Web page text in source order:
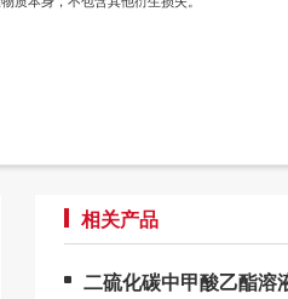
相关产品
二硫化碳中甲酸乙酯溶